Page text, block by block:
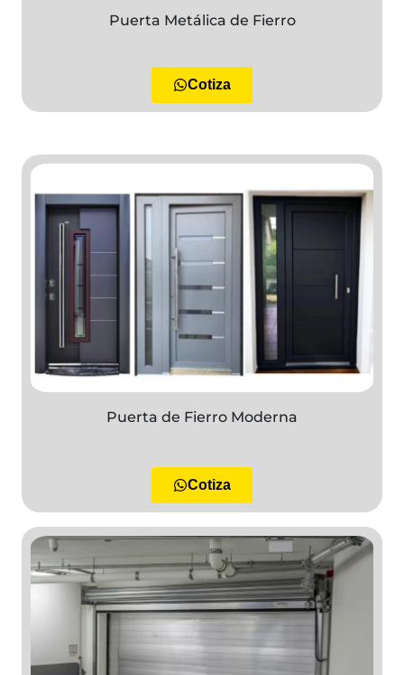
Puerta Metálica de Fierro
Cotiza
Puerta de Fierro Moderna
Cotiza